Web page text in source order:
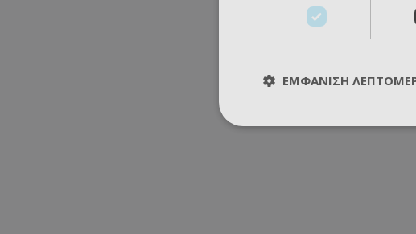
ΕΜΦΆΝΙΣΗ